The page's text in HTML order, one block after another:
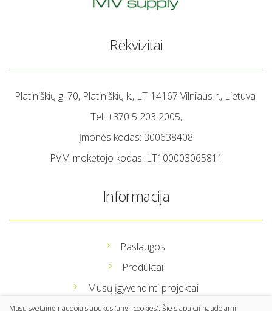
Rekvizitai
Platiniškių g. 70, Platiniškių k., LT-14167 Vilniaus r., Lietuva
Tel. +370 5 203 2005,
Įmonės kodas: 300638408
PVM mokėtojo kodas: LT100003065811
Informacija
Paslaugos
Produktai
Mūsų įgyvendinti projektai
Mūsų svetainė naudoja slapukus (angl. cookies). Šie slapukai naudojami